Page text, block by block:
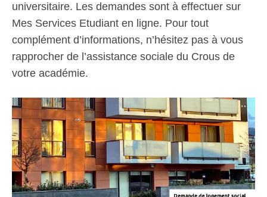
universitaire. Les demandes sont à effectuer sur
Mes Services Etudiant en ligne. Pour tout
complément d’informations, n’hésitez pas à vous
rapprocher de l’assistance sociale du Crous de
votre académie.